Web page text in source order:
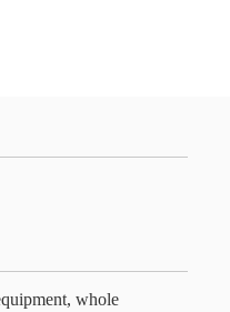
whole